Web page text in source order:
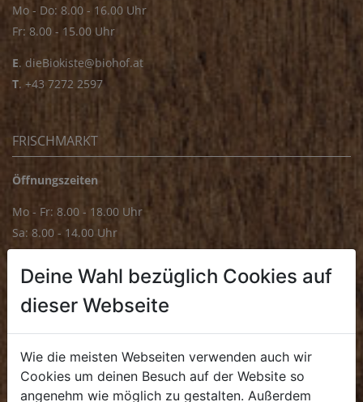
Mo - Do: 8.00 - 16.00 Uhr
Fr: 8.00 - 15.00 Uhr
E. dieBiokiste@biohof.at
T. +43 7272 2597
FRISCHMARKT
Öffnungszeiten
Mo - Fr: 8.00 - 18.00 Uhr
Sa: 8.00 - 14.00 Uhr
Mo - Fr: 8.00 - 16.00 Uhr
. +43 7272 4859 70
Deine Wahl bezüglich Cookies auf
dieser Webseite
Wie die meisten Webseiten verwenden auch wir
Cookies um deinen Besuch auf der Website so
angenehm wie möglich zu gestalten. Außerdem